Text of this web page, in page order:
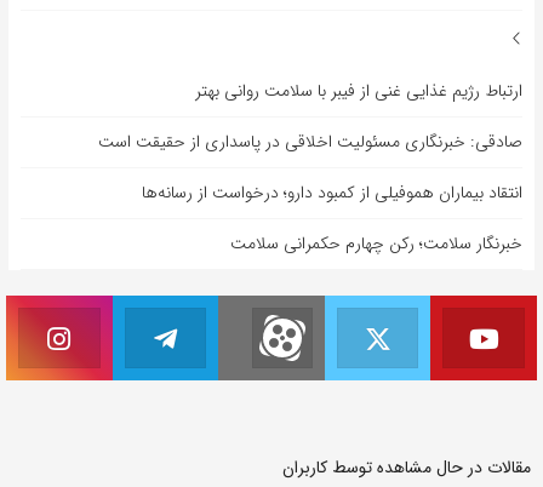
ارتباط رژیم غذایی غنی از فیبر با سلامت روانی بهتر
صادقی: خبرنگاری مسئولیت اخلاقی در پاسداری از حقیقت است
انتقاد بیماران هموفیلی از کمبود دارو؛ درخواست از رسانه‌ها
خبرنگار سلامت؛ رکن چهارم حکمرانی سلامت
مقالات در حال مشاهده توسط کاربران